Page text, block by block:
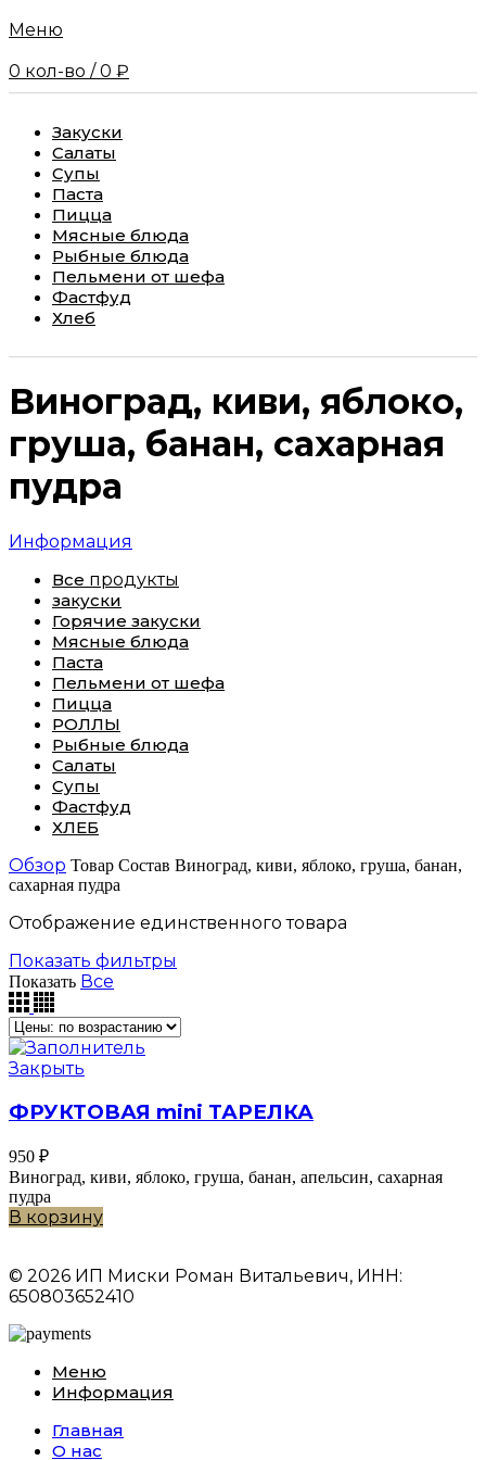
Меню
0 кол-во / 0 ₽
Закуски
Салаты
Супы
Паста
Пицца
Мясные блюда
Рыбные блюда
Пельмени от шефа
Фастфуд
Хлеб
Виноград, киви, яблоко,
груша, банан, сахарная
пудра
Информация
Все продукты
закуски
Горячие закуски
Мясные блюда
Паста
Пельмени от шефа
Пицца
РОЛЛЫ
Рыбные блюда
Салаты
Супы
Фастфуд
ХЛЕБ
Обзор Товар Состав Виноград, киви, яблоко, груша, банан,
сахарная пудра
Отображение единственного товара
Показать фильтры
Показать Все
Закрыть
ФРУКТОВАЯ mini ТАРЕЛКА
950 ₽
Виноград, киви, яблоко, груша, банан, апельсин, сахарная
пудра
В корзину
© 2026 ИП Миски Роман Витальевич, ИНН:
650803652410
Меню
Информация
Главная
О нас